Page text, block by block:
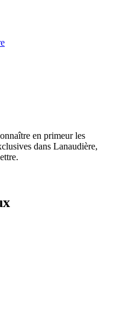
en primeur les
dans Lanaudière,